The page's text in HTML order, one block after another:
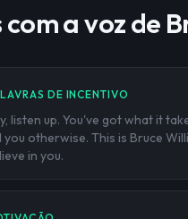
a voz de
DE INCENTIVO
listen up. You've got what it
you otherwise. This is Bruce
in you.